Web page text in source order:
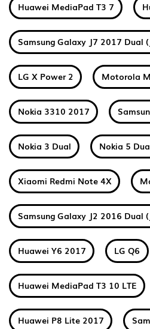
Huawei MediaPad T3 7
Samsung Galaxy J7 2017 Dual
LG X Power 2 Motorola
Nokia 3310 2017
Nokia 3 Dual Nokia 5
Xiaomi Redmi Note 4X
Samsung Galaxy J2 2016 Dual
Huawei Y6 2017 LG Q6
Huawei MediaPad T3 10 LTE
Huawei P8 Lite 2017